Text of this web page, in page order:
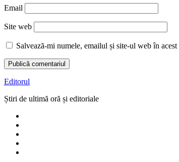
Email
Site web
Salvează-mi numele, emailul și site-ul web în
Editorul
Știri de ultimă oră și editoriale